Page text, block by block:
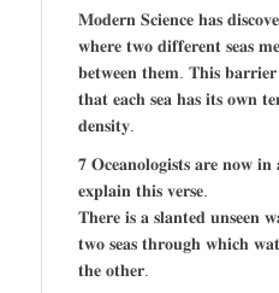
𝐌𝐨𝐝𝐞𝐫𝐧 𝐒𝐜𝐢𝐞𝐧𝐜𝐞 𝐡𝐚𝐬
𝐰𝐡𝐞𝐫𝐞 𝐭𝐰𝐨 𝐝𝐢𝐟𝐟𝐞𝐫𝐞𝐧𝐭 𝐬𝐞𝐚𝐬
𝐛𝐞𝐭𝐰𝐞𝐞𝐧 𝐭𝐡𝐞𝐦. 𝐓𝐡𝐢𝐬 𝐛𝐚𝐫𝐫𝐢𝐞𝐫
𝐭𝐡𝐚𝐭 𝐞𝐚𝐜𝐡 𝐬𝐞𝐚 𝐡𝐚𝐬 𝐢𝐭𝐬 𝐨𝐰𝐧
𝐝𝐞𝐧𝐬𝐢𝐭𝐲.
𝟕 𝐎𝐜𝐞𝐚𝐧𝐨𝐥𝐨𝐠𝐢𝐬𝐭𝐬 𝐚𝐫𝐞 𝐧𝐨𝐰 𝐢𝐧
𝐞𝐱𝐩𝐥𝐚𝐢𝐧 𝐭𝐡𝐢𝐬 𝐯𝐞𝐫𝐬𝐞.
𝐓𝐡𝐞𝐫𝐞 𝐢𝐬 𝐚 𝐬𝐥𝐚𝐧𝐭𝐞𝐝 𝐮𝐧𝐬𝐞𝐞𝐧
𝐭𝐰𝐨 𝐬𝐞𝐚𝐬 𝐭𝐡𝐫𝐨𝐮𝐠𝐡 𝐰𝐡𝐢𝐜𝐡
𝐭𝐡𝐞 𝐨𝐭𝐡𝐞𝐫.